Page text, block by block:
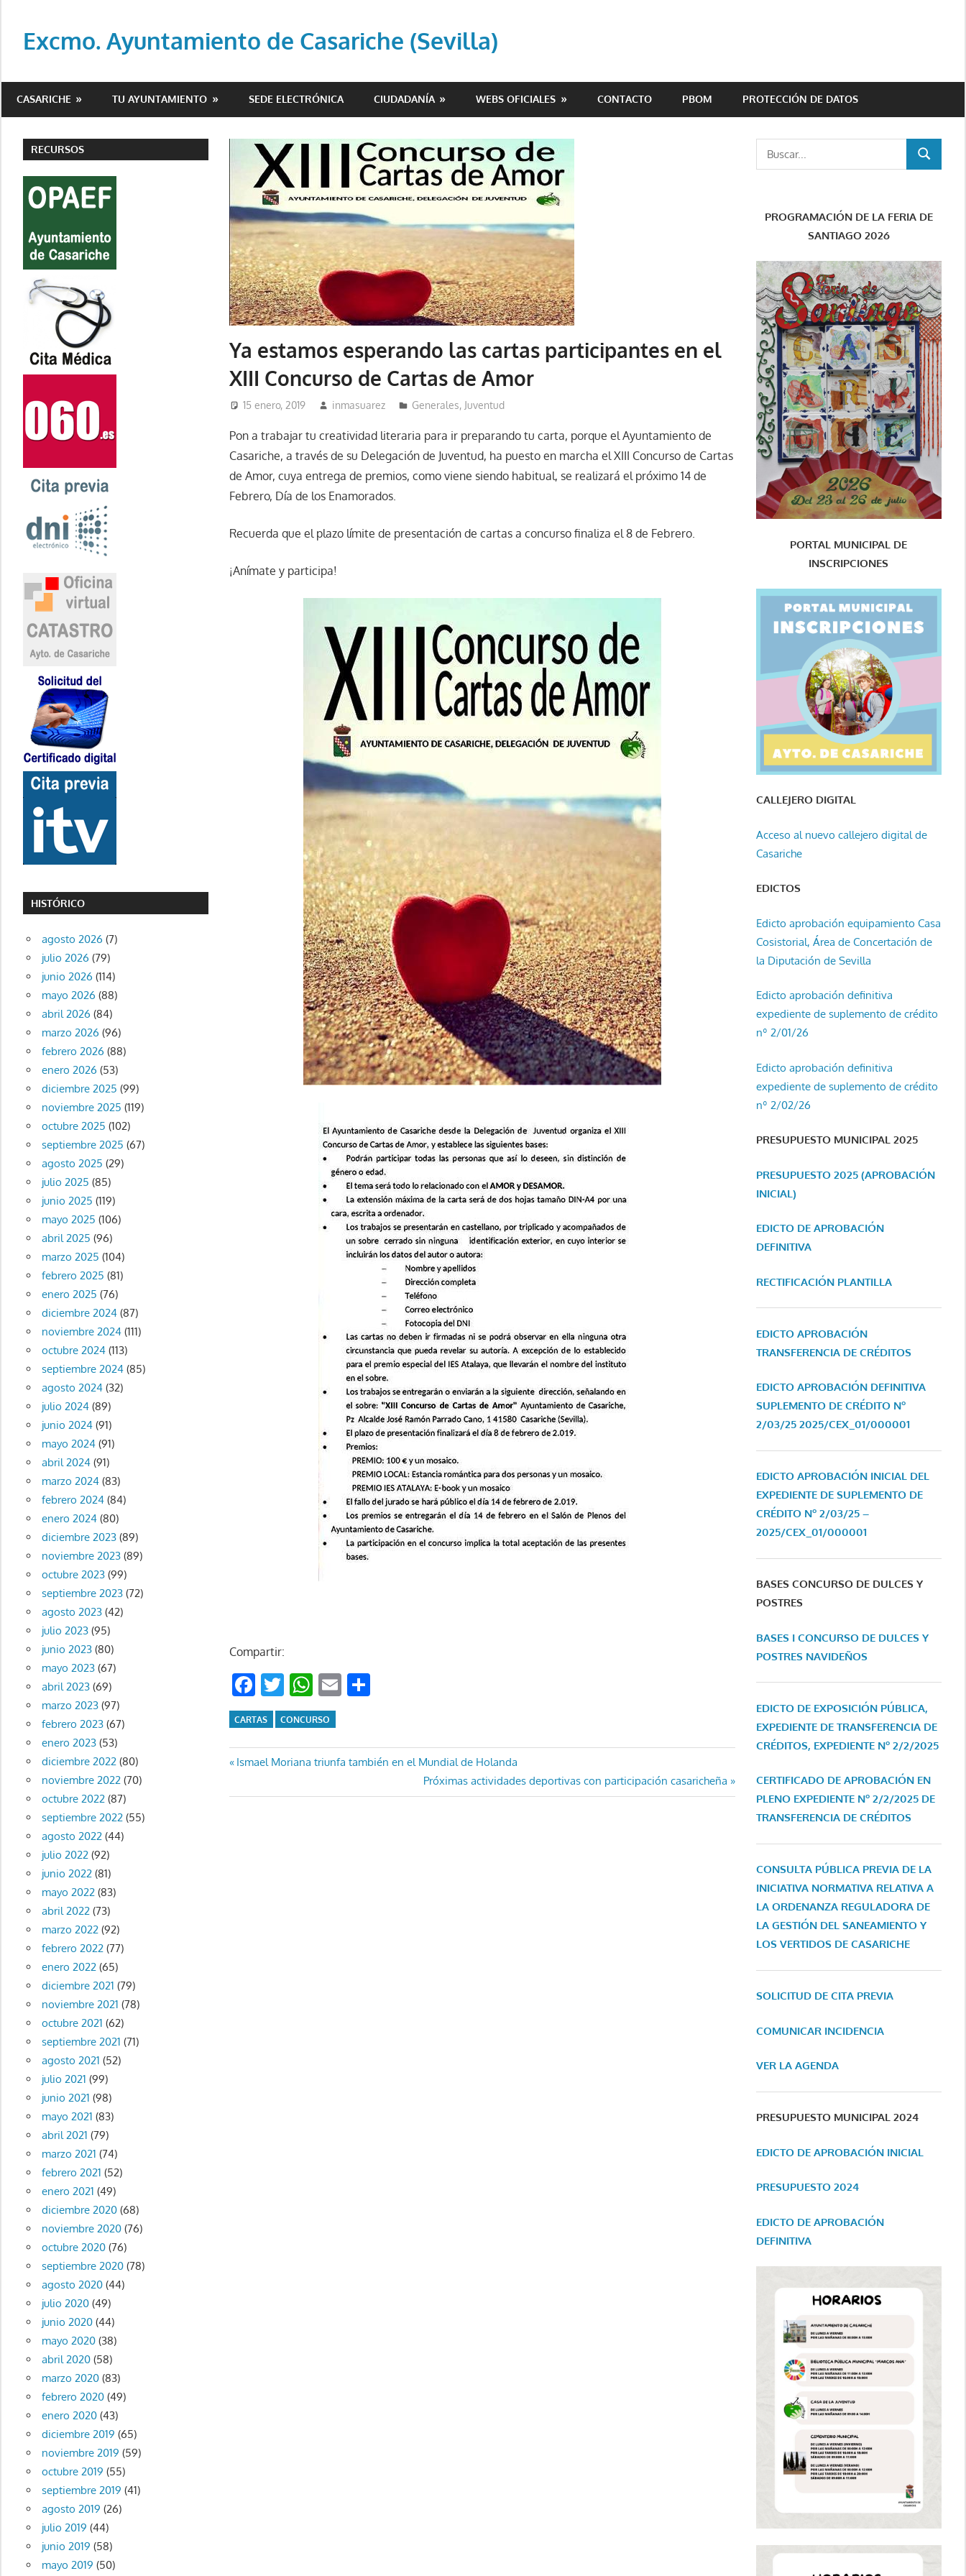
contenido
Excmo. Ayuntamiento de Casariche (Sevilla)
del
de
Casariche
CASARICHE TU AYUNTAMIENTO SEDE ELECTRÓNICA CIUDADANÍA WEBS OFICIALES CONTACTO PBOM PROTECCIÓN DE DATOS
Ya estamos esperando las cartas participantes en el
XIII Concurso de Cartas de Amor
15 enero, 2019 inmasuarez Generales, Juventud
Pon a trabajar tu creatividad literaria para ir preparando tu carta, porque el Ayuntamiento de
Casariche, a través de su Delegación de Juventud, ha puesto en marcha el XIII Concurso de Cartas
de Amor, cuya entrega de premios, como viene siendo habitual, se realizará el próximo 14 de
Febrero, Día de los Enamorados.
Recuerda que el plazo límite de presentación de cartas a concurso finaliza el 8 de Febrero.
¡Anímate y participa!
Compartir:
Facebook
Twitter
WhatsApp
Email
CARTAS CONCURSO
Navegación
de
Entrada
Ismael Moriana triunfa también en el Mundial de Holanda
Entrada
siguiente:
Próximas actividades deportivas con participación casaricheña
RECURSOS
HISTÓRICO
agosto 2026 (7)
julio 2026 (79)
junio 2026 (114)
mayo 2026 (88)
abril 2026 (84)
marzo 2026 (96)
febrero 2026 (88)
enero 2026 (53)
diciembre 2025 (99)
noviembre 2025 (119)
octubre 2025 (102)
septiembre 2025 (67)
agosto 2025 (29)
julio 2025 (85)
junio 2025 (119)
mayo 2025 (106)
abril 2025 (96)
marzo 2025 (104)
febrero 2025 (81)
enero 2025 (76)
diciembre 2024(87)
noviembre 2024(111)
octubre 2024(113)
septiembre 2024(85)
agosto 2024(32)
julio 2024(89)
junio 2024(91)
mayo 2024(91)
abril 2024(91)
marzo 2024(83)
febrero 2024(84)
enero 2024(80)
diciembre 2023(89)
noviembre 2023(89)
octubre 2023(99)
septiembre 2023(72)
agosto 2023(42)
julio 2023(95)
junio 2023(80)
mayo 2023(67)
abril 2023(69)
marzo 2023(97)
febrero 2023(67)
enero 2023(53)
diciembre 2022(80)
noviembre 2022(70)
octubre 2022(87)
septiembre 2022(55)
agosto 2022(44)
julio 2022(92)
junio 2022(81)
mayo 2022(83)
abril 2022(73)
marzo 2022(92)
febrero 2022(77)
enero 2022(65)
diciembre 2021 (79)
noviembre 2021 (78)
octubre 2021 (62)
septiembre 2021 (71)
agosto 2021 (52)
julio 2021 (99)
junio 2021 (98)
mayo 2021 (83)
abril 2021 (79)
marzo 2021 (74)
febrero 2021 (52)
enero 2021 (49)
diciembre 2020(68)
noviembre 2020(76)
octubre 2020(76)
septiembre 2020(78)
agosto 2020(44)
julio 2020(49)
junio 2020(44)
mayo 2020(38)
abril 2020(58)
marzo 2020(83)
febrero 2020(49)
enero 2020(43)
diciembre 2019 (65)
noviembre 2019 (59)
octubre 2019 (55)
septiembre 2019 (41)
agosto 2019 (26)
julio 2019 (44)
junio 2019 (58)
mayo 2019 (50)
BUSCAR
PROGRAMACIÓN DE LA FERIA DE
SANTIAGO 2026
PORTAL MUNICIPAL DE
INSCRIPCIONES
CALLEJERO DIGITAL
Acceso al nuevo callejero digital de
Casariche
EDICTOS
Edicto aprobación equipamiento Casa
Cosistorial, Área de Concertación de
la Diputación de Sevilla
Edicto aprobación definitiva
expediente de suplemento de crédito
nº 2/01/26
Edicto aprobación definitiva
expediente de suplemento de crédito
nº 2/02/26
PRESUPUESTO MUNICIPAL 2025
PRESUPUESTO 2025 (APROBACIÓN
INICIAL)
EDICTO DE APROBACIÓN
DEFINITIVA
RECTIFICACIÓN PLANTILLA
EDICTO APROBACIÓN
TRANSFERENCIA DE CRÉDITOS
EDICTO APROBACIÓN DEFINITIVA
SUPLEMENTO DE CRÉDITO Nº
2/03/25 2025/CEX_01/000001
EDICTO APROBACIÓN INICIAL DEL
EXPEDIENTE DE SUPLEMENTO DE
CRÉDITO Nº 2/03/25 –
2025/CEX_01/000001
BASES CONCURSO DE DULCES Y
POSTRES
BASES I CONCURSO DE DULCES Y
POSTRES NAVIDEÑOS
EDICTO DE EXPOSICIÓN PÚBLICA,
EXPEDIENTE DE TRANSFERENCIA DE
CRÉDITOS, EXPEDIENTE Nº 2/2/2025
CERTIFICADO DE APROBACIÓN EN
PLENO EXPEDIENTE Nº 2/2/2025 DE
TRANSFERENCIA DE CRÉDITOS
CONSULTA PÚBLICA PREVIA DE LA
INICIATIVA NORMATIVA RELATIVA A
LA ORDENANZA REGULADORA DE
LA GESTIÓN DEL SANEAMIENTO Y
LOS VERTIDOS DE CASARICHE
SOLICITUD DE CITA PREVIA
COMUNICAR INCIDENCIA
VER LA AGENDA
PRESUPUESTO MUNICIPAL 2024
EDICTO DE APROBACIÓN INICIAL
PRESUPUESTO 2024
EDICTO DE APROBACIÓN
DEFINITIVA